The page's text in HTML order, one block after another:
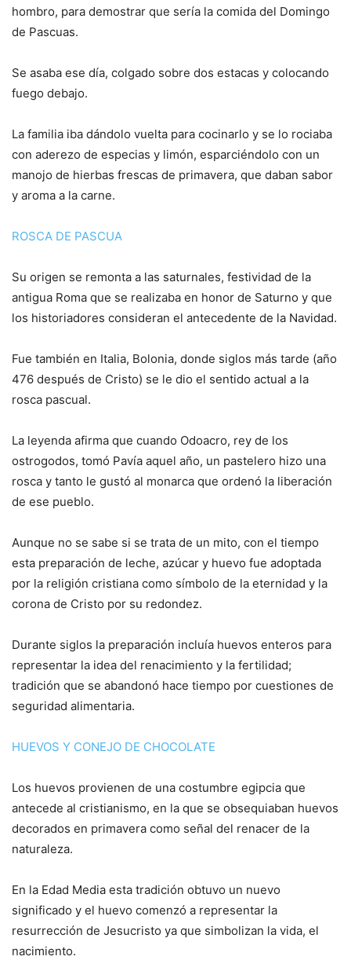
hombro, para demostrar que sería la comida del Domingo
de Pascuas.
Se asaba ese día, colgado sobre dos estacas y colocando
fuego debajo.
La familia iba dándolo vuelta para cocinarlo y se lo rociaba
con aderezo de especias y limón, esparciéndolo con un
manojo de hierbas frescas de primavera, que daban sabor
y aroma a la carne.
ROSCA DE PASCUA
Su origen se remonta a las saturnales, festividad de la
antigua Roma que se realizaba en honor de Saturno y que
los historiadores consideran el antecedente de la Navidad.
Fue también en Italia, Bolonia, donde siglos más tarde (año
476 después de Cristo) se le dio el sentido actual a la
rosca pascual.
La leyenda afirma que cuando Odoacro, rey de los
ostrogodos, tomó Pavía aquel año, un pastelero hizo una
rosca y tanto le gustó al monarca que ordenó la liberación
de ese pueblo.
Aunque no se sabe si se trata de un mito, con el tiempo
esta preparación de leche, azúcar y huevo fue adoptada
por la religión cristiana como símbolo de la eternidad y la
corona de Cristo por su redondez.
Durante siglos la preparación incluía huevos enteros para
representar la idea del renacimiento y la fertilidad;
tradición que se abandonó hace tiempo por cuestiones de
seguridad alimentaria.
HUEVOS Y CONEJO DE CHOCOLATE
Los huevos provienen de una costumbre egipcia que
antecede al cristianismo, en la que se obsequiaban huevos
decorados en primavera como señal del renacer de la
naturaleza.
En la Edad Media esta tradición obtuvo un nuevo
significado y el huevo comenzó a representar la
resurrección de Jesucristo ya que simbolizan la vida, el
nacimiento.